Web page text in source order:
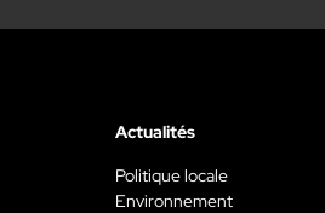
Actualités
Politique locale
Environnement